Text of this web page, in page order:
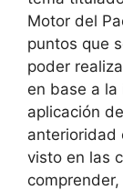
Motor del
puntos que
poder
en base a
aplicación
anterioridad
visto en las